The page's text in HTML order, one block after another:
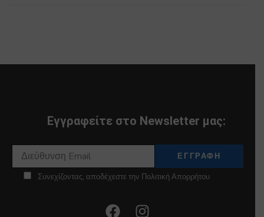
Εγγραφείτε στο Newsletter μας:
Συνεχίζοντας, αποδέχεστε την Πολιτική Απορρήτου